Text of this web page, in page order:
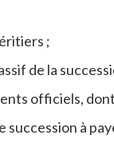
;
de la
officiels,
succession à